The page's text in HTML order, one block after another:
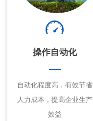
操作自动化
自动化程度高，有效节省
人力成本，提高企业生产
效益